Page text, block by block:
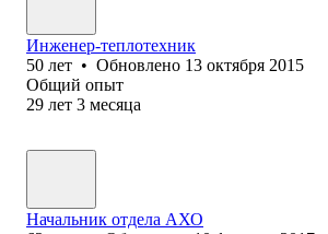
Инженер-теплотехник
50 лет • Обновлено 13 октября 2015
Общий опыт
29 лет 3 месяца
Начальник отдела АХО